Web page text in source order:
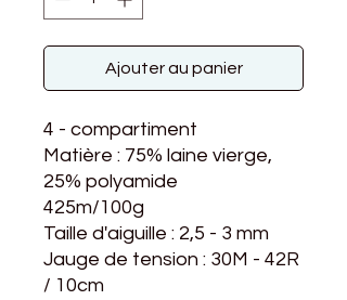
Ajouter au panier
4 - compartiment
Matière : 75% laine vierge,
25% polyamide
425m/100g
Taille d'aiguille : 2,5 - 3 mm
Jauge de tension : 30M - 42R
/ 10cm